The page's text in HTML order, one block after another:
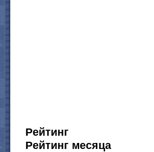
Рейтинг
Рейтинг месяца